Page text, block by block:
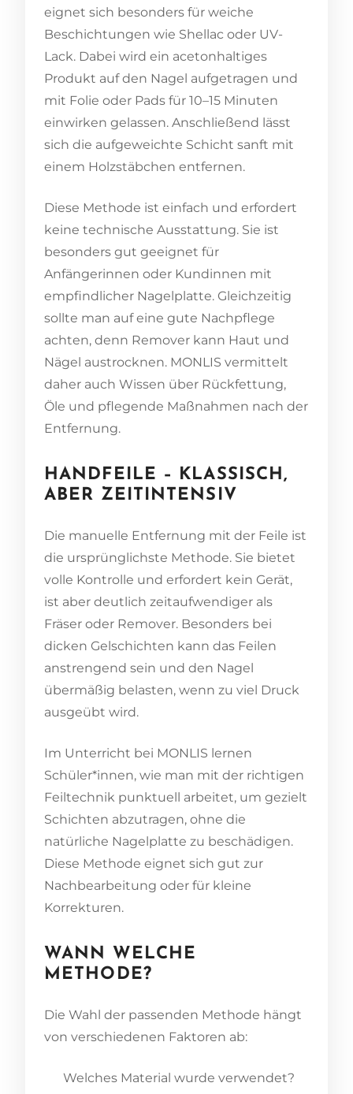
eignet sich besonders für weiche
Beschichtungen wie Shellac oder UV-
Lack. Dabei wird ein acetonhaltiges
Produkt auf den Nagel aufgetragen und
mit Folie oder Pads für 10–15 Minuten
einwirken gelassen. Anschließend lässt
sich die aufgeweichte Schicht sanft mit
einem Holzstäbchen entfernen.
Diese Methode ist einfach und erfordert
keine technische Ausstattung. Sie ist
besonders gut geeignet für
Anfängerinnen oder Kundinnen mit
empfindlicher Nagelplatte. Gleichzeitig
sollte man auf eine gute Nachpflege
achten, denn Remover kann Haut und
Nägel austrocknen. MONLIS vermittelt
daher auch Wissen über Rückfettung,
Öle und pflegende Maßnahmen nach der
Entfernung.
HANDFEILE – KLASSISCH,
ABER ZEITINTENSIV
Die manuelle Entfernung mit der Feile ist
die ursprünglichste Methode. Sie bietet
volle Kontrolle und erfordert kein Gerät,
ist aber deutlich zeitaufwendiger als
Fräser oder Remover. Besonders bei
dicken Gelschichten kann das Feilen
anstrengend sein und den Nagel
übermäßig belasten, wenn zu viel Druck
ausgeübt wird.
Im Unterricht bei MONLIS lernen
Schüler*innen, wie man mit der richtigen
Feiltechnik punktuell arbeitet, um gezielt
Schichten abzutragen, ohne die
natürliche Nagelplatte zu beschädigen.
Diese Methode eignet sich gut zur
Nachbearbeitung oder für kleine
Korrekturen.
WANN WELCHE
METHODE?
Die Wahl der passenden Methode hängt
von verschiedenen Faktoren ab:
Welches Material wurde verwendet?